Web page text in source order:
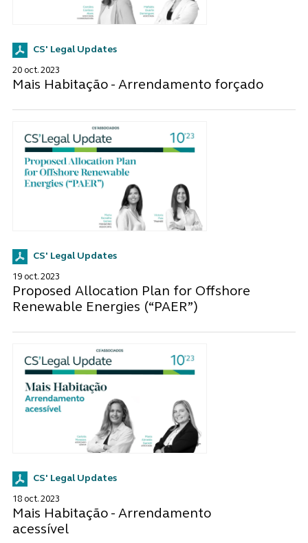
CS' Legal Updates
20 oct. 2023
Mais Habitação - Arrendamento forçado
CS' Legal Updates
19 oct. 2023
Proposed Allocation Plan for Offshore
Renewable Energies (“PAER”)
CS' Legal Updates
18 oct. 2023
Mais Habitação - Arrendamento
acessível